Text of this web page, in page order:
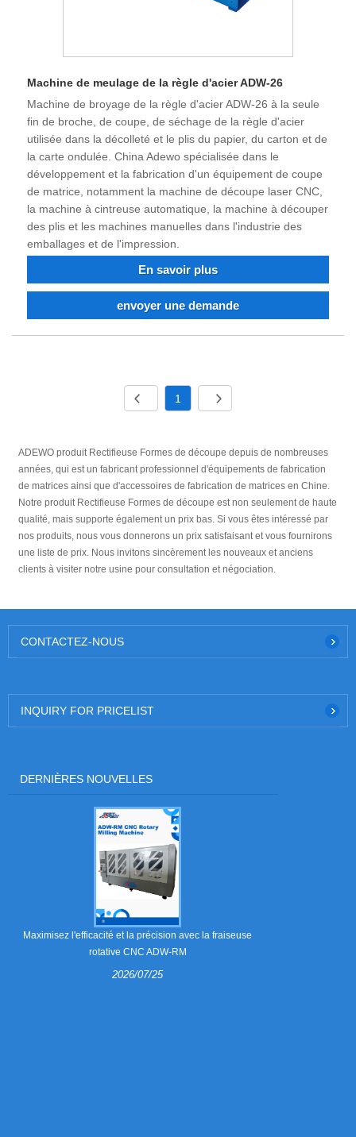
Machine de meulage de la règle d'acier ADW-26
Machine de broyage de la règle d'acier ADW-26 à la seule
fin de broche, de coupe, de séchage de la règle d'acier
utilisée dans la décolleté et le plis du papier, du carton et de
la carte ondulée. China Adewo spécialisée dans le
développement et la fabrication d'un équipement de coupe
de matrice, notamment la machine de découpe laser CNC,
la machine à cintreuse automatique, la machine à découper
des plis et les machines manuelles dans l'industrie des
emballages et de l'impression.
En savoir plus
envoyer une demande
1
ADEWO produit Rectifieuse Formes de découpe depuis de nombreuses
années, qui est un fabricant professionnel d'équipements de fabrication
de matrices ainsi que d'accessoires de fabrication de matrices en Chine.
Notre produit Rectifieuse Formes de découpe est non seulement de haute
qualité, mais supporte également un prix bas. Si vous êtes intéressé par
nos produits, nous vous donnerons un prix satisfaisant et vous fournirons
une liste de prix. Nous invitons sincèrement les nouveaux et anciens
clients à visiter notre usine pour consultation et négociation.
CONTACTEZ-NOUS
INQUIRY FOR PRICELIST
DERNIÈRES NOUVELLES
Maximisez l'efficacité et la précision avec la fraiseuse
rotative CNC ADW-RM
2026/07/25